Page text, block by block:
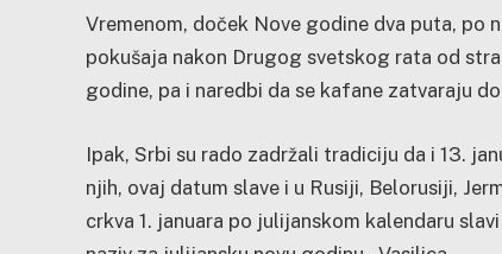
Vremenom, doček Nove godine dva puta, po
pokušaja nakon Drugog svetskog rata od
godine, pa i naredbi da se kafane zatvaraju
Ipak, Srbi su rado zadržali tradiciju da i 13.
njih, ovaj datum slave i u Rusiji, Belorusiji,
crkva 1. januara po julijanskom kalendaru